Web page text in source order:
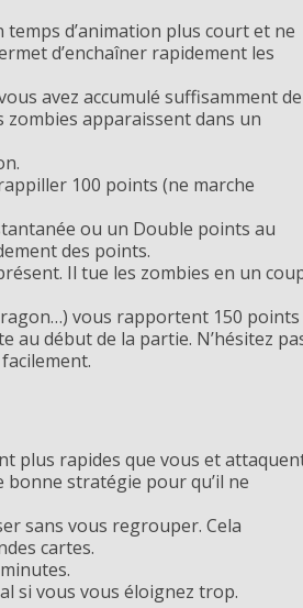
d’animation plus court et ne
d’enchaîner rapidement les
avez accumulé suffisamment de
zombies apparaissent dans un
100 points (ne marche
ou un Double points au
des points.
Il tue les zombies en un
vous rapportent 150 points
au début de la partie. N’hésitez
plus rapides que vous et
bonne stratégie pour qu’il ne
sans vous regrouper. Cela
cartes.
si vous vous éloignez trop.